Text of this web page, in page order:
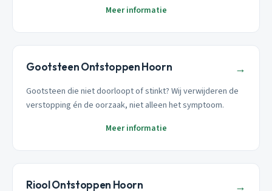
Meer informatie
Gootsteen Ontstoppen Hoorn →
Gootsteen die niet doorloopt of stinkt? Wij verwijderen de
verstopping én de oorzaak, niet alleen het symptoom.
Meer informatie
Riool Ontstoppen Hoorn →